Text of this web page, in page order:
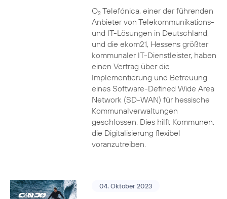
O2Telefónica, einer der führenden
Anbieter von Telekommunikations-
und IT-Lösungen in Deutschland,
und die ekom21, Hessens größter
kommunaler IT-Dienstleister, haben
einen Vertrag über die
Implementierung und Betreuung
eines Software-Defined Wide Area
Network (SD-WAN) für hessische
Kommunalverwaltungen
geschlossen. Dies hilft Kommunen,
die Digitalisierung flexibel
voranzutreiben.
04. Oktober 2023